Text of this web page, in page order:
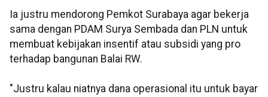
Ia justru mendorong Pemkot Surabaya agar bekerja
sama dengan PDAM Surya Sembada dan PLN untuk
membuat kebijakan insentif atau subsidi yang pro
terhadap bangunan Balai RW.
"Justru kalau niatnya dana operasional itu untuk bayar